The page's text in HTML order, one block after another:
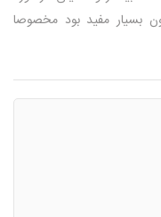
بسیار مفید بود مخصوصا